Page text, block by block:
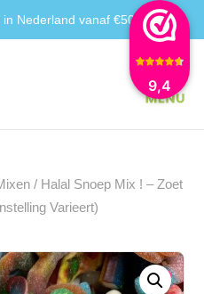
9,4
Nederland vanaf €50
/ Halal Snoep Mix ! – Zoet
Varieert)